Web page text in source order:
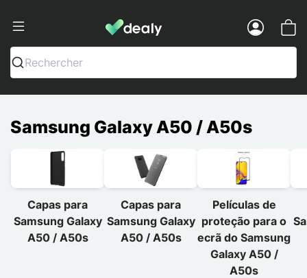
Dealy - Capas e acessórios para
Rechercher
Samsung Galaxy A50 / A50s
Capas para
Samsung Galaxy
A50 / A50s
Capas para
Samsung Galaxy
A50 / A50s
Películas de
proteção para o
ecrã do Samsung
Galaxy A50 /
A50s